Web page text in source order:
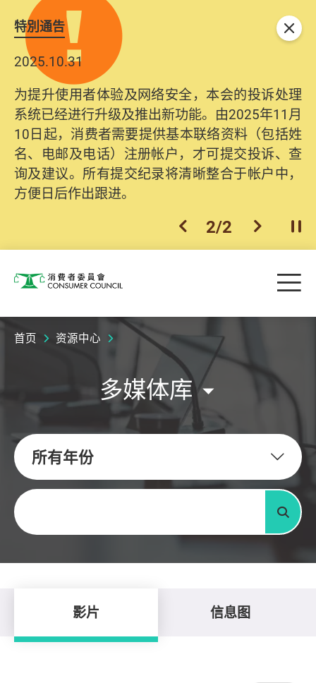
特別通告
2025.10.31
为提升使用者体验及网络安全，本会的投诉处理
系统已经进行升级及推出新功能。由2025年11月
10日起，消费者需要提供基本联络资料（包括姓
名、电邮及电话）注册帐户，才可提交投诉、查
询及建议。所有提交纪录将清晰整合于帐户中，
方便日后作出跟进。
上一个
2/2 下一个开
关闭
消费者委员会 目
首页 资源中心
多媒体库
所有年份
关键字
搜寻
影片 信息图